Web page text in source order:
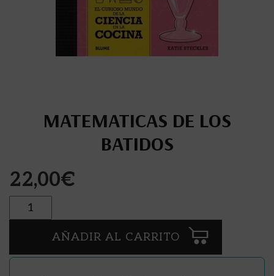
MATEMATICAS DE LOS
BATIDOS
22,00€
Cantidad
AÑADIR AL CARRITO